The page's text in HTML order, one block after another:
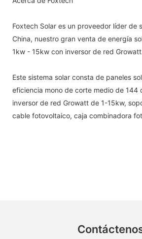
Foxtech Solar es un proveedor líder de
China, nuestro gran venta de energía
1kw - 15kw con inversor de red
Este sistema solar consta de paneles
eficiencia mono de corte medio de 144
inversor de red Growatt de 1-15kw,
cable fotovoltaico, caja combinadora